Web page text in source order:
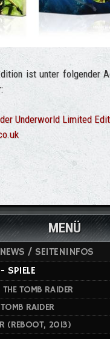
ist unter folgender
Underworld Limited
MENÜ
/ SEITENINFOS
SPIELE
TOMB RAIDER
RAIDER
(REBOOT, 2013)